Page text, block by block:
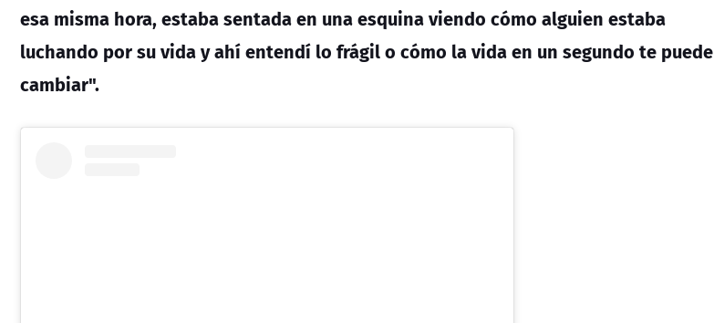
esa misma hora, estaba sentada en una esquina viendo cómo alguien estaba
luchando por su vida y ahí entendí lo frágil o cómo la vida en un segundo te puede
cambiar".